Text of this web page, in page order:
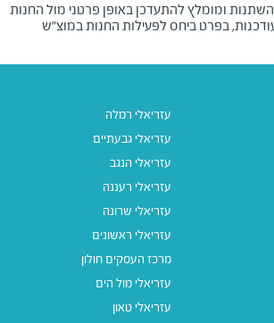
ומומלץ להתעדכן באופן פרטני מול החנות
בפרט ביחס לפעילות החנות במוצ"ש
עזריאלי רמלה
עזריאלי גבעתיים
עזריאלי הנגב
עזריאלי רעננה
עזריאלי שרונה
עזריאלי ראשונים
מרכז העסקים חולון
עזריאלי מול הים
עזריאלי טאון